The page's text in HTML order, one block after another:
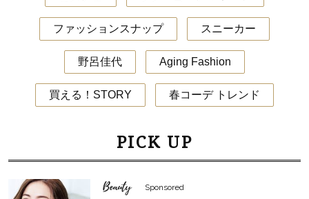
ファッションスナップ スニーカー
野呂佳代 Aging Fashion
買える！STORY 春コーデ トレンド
PICK UP
Beauty Sponsored